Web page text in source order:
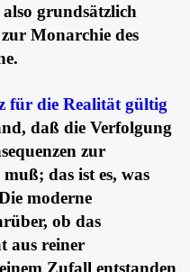
grundsätzlich
Monarchie des
für die Realität gültig
daß die Verfolgung
zur
das ist es, was
moderne
ob das
aus reiner
Zufall entstanden